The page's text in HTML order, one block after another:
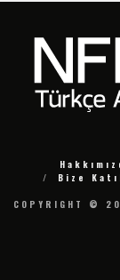
Bize
COPYRIGHT ©